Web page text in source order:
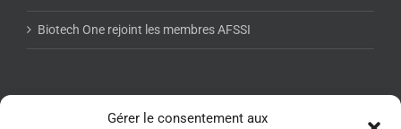
Gérer le consentement aux
Biotech One rejoint les membres AFSSI